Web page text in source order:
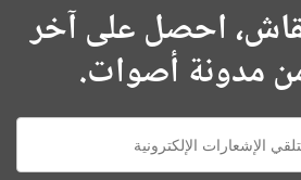
احصل على آخر
مدونة أصوات.